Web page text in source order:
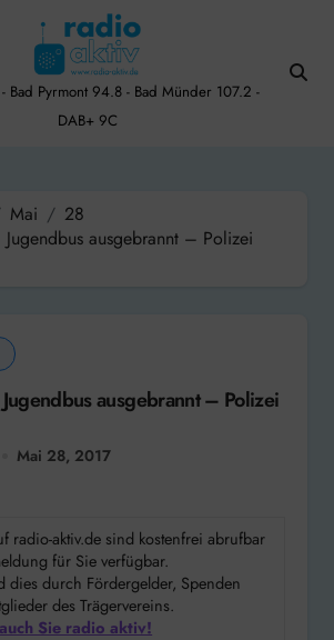
Bad Pyrmont 94.8 - Bad Münder 107.2 -
DAB+ 9C
Mai
28
Jugendbus ausgebrannt – Polizei
ausgebrannt – Polizei
Mai 28, 2017
radio-aktiv.de sind kostenfrei abrufbar
für Sie verfügbar.
dies durch Fördergelder, Spenden
des Trägervereins.
Sie radio aktiv!